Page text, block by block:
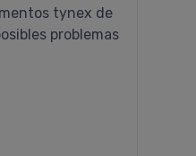
tynex de
problemas